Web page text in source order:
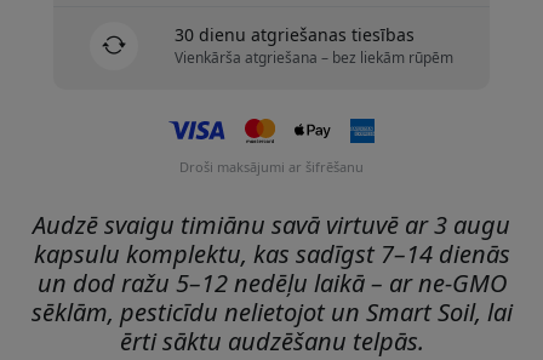
30 dienu atgriešanas tiesības
Vienkārša atgriešana – bez liekām rūpēm
Droši maksājumi ar šifrēšanu
Audzē svaigu timiānu savā virtuvē ar 3 augu
kapsulu komplektu, kas sadīgst 7–14 dienās
un dod ražu 5–12 nedēļu laikā – ar ne-GMO
sēklām, pesticīdu nelietojot un Smart Soil, lai
ērti sāktu audzēšanu telpās.